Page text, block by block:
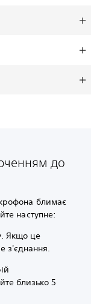
до
блимає
наступне:
Якщо це
з'єднання.
близько 5